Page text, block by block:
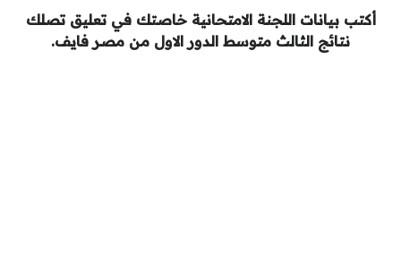
أكتب بيانات اللجنة الامتحانية خاصتك في تعليق تصلك
نتائج الثالث متوسط الدور الاول من مصر فايف.